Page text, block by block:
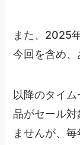
また、2025
今回を含め、
以降のタイ
品がセール
ませんが、